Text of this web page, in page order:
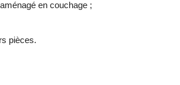
en couchage ;
pièces.